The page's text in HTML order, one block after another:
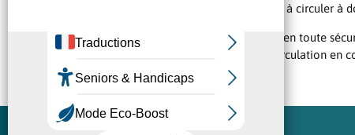
. Ici, les cyclistes sont autorisés à circuler
Pour que ce partage de la route se fasse en toute
cette nouvelle façon d’appréhender la circulation